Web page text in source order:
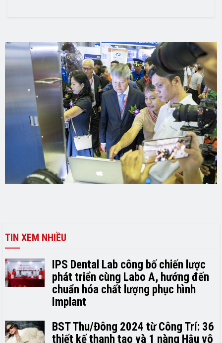
TIN XEM NHIỀU
IPS Dental Lab công bố chiến lược
phát triển cùng Labo A, hướng đến
chuẩn hóa chất lượng phục hình
Implant
BST Thu/Đông 2024 từ Công Trí: 36
thiết kế thanh tao và 1 nàng Hậu vô